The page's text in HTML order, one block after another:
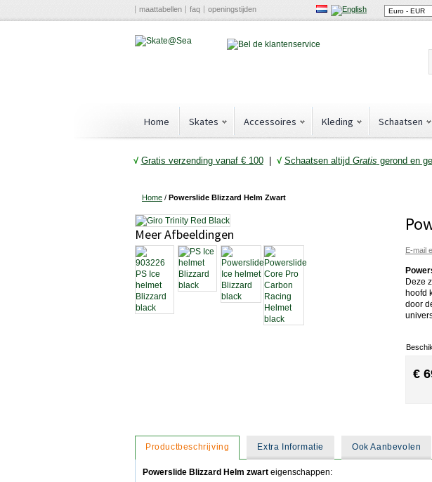
maattabellen faq openingstijden
Home Skates Accessoires Kleding Schaatsen
√ Gratis verzending vanaf € 100| √ Schaatsen altijd Gratis gerond en
Home / Powerslide Blizzard Helm Zwart
E-mail
Deze
hoofd
door
€
Meer Afbeeldingen
Productbeschrijving Extra Informatie Ook Aanbevolen
Powerslide Blizzard Helm zwart eigenschappen: